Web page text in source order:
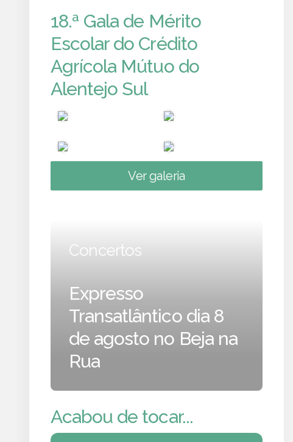
18.ª Gala de Mérito
Escolar do Crédito
Agrícola Mútuo do
Alentejo Sul
Ver galeria
Concertos
Expresso
Transatlântico dia 8
de agosto no Beja na
Rua
Acabou de tocar...